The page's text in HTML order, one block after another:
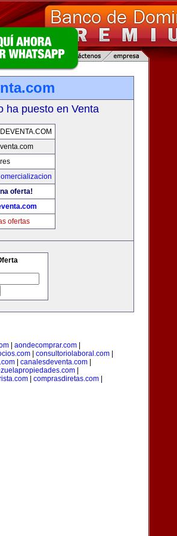
ha puesto en Venta
oferta!
ofertas
| aondecomprar.com|
| consultoriolaboral.com|
| canalesdeventa.com|
| comprasdiretas.com|